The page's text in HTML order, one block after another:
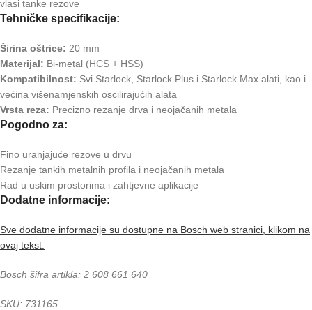
vlasi tanke rezove
Tehničke specifikacije:
Širina oštrice: 20 mm
Materijal: Bi-metal (HCS + HSS)
Kompatibilnost: Svi Starlock, Starlock Plus i Starlock Max alati, kao i
većina višenamjenskih oscilirajućih alata
Vrsta reza: Precizno rezanje drva i neojačanih metala
Pogodno za:
Fino uranjajuće rezove u drvu
Rezanje tankih metalnih profila i neojačanih metala
Rad u uskim prostorima i zahtjevne aplikacije
Dodatne informacije:
Sve dodatne informacije su dostupne na Bosch web stranici, klikom na
ovaj tekst.
Bosch šifra artikla: 2 608 661 640
SKU: 731165